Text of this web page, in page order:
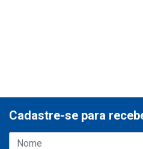
Cadastre-se para